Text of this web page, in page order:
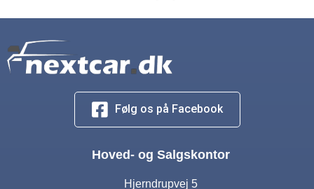
Følg os på Facebook
Hoved- og Salgskontor
Hjerndrupvej 5